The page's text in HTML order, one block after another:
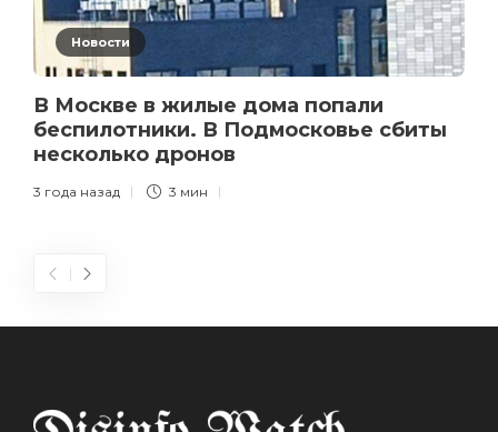
Новости
В Москве в жилые дома попали
беспилотники. В Подмосковье сбиты
несколько дронов
3 года назад 3 мин